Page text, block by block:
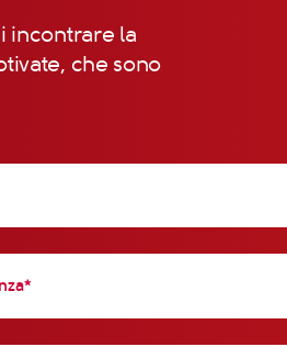
incontrare la
che sono